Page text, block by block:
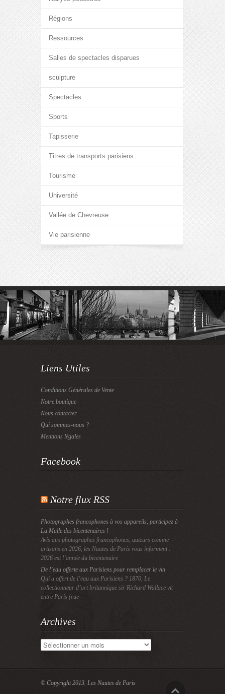
Régions
Ressources
Salles de spectacles disparues
sculpture
Spectacles
Sports
Tapisserie
Titres de transports parisiens
Tourisme
Université
Vallée de Chevreuse
Vie parisienne
Liens Utiles
Conditions Générales de Vente
Notre boutique
Nous contacter
Qui sommes-nous ?
Mentions légales
Facebook
Notre flux RSS
Photographes francophones à vos appareils, participez à
La Malle des bicentenaires !
Avis aux photographes francophones, auteurs comme
artisans en 2026, les Nautes de Paris vous informent :
2026 est l’année du bicentenaire
De l’eau offerte aux Parisiens pour remplacer le vin
Qui a offert de l’eau aux Parisiens ? 1870, Le
collectionneur d’art britannique sir Richard Wallace vit
entre Paris (rue
Archives
Archives
© Copyright 2013. Les Nautes de Paris